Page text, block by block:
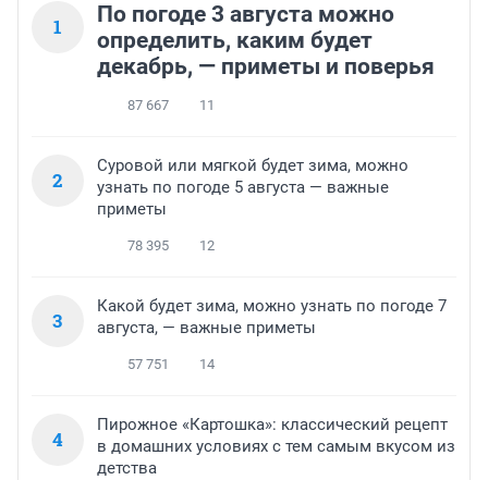
1
По погоде 3 августа можно
определить, каким будет
декабрь, — приметы и поверья
87 667 11
2
Суровой или мягкой будет зима, можно
узнать по погоде 5 августа — важные
приметы
78 395 12
3
Какой будет зима, можно узнать по погоде 7
августа, — важные приметы
57 751 14
4
Пирожное «Картошка»: классический рецепт
в домашних условиях с тем самым вкусом из
детства